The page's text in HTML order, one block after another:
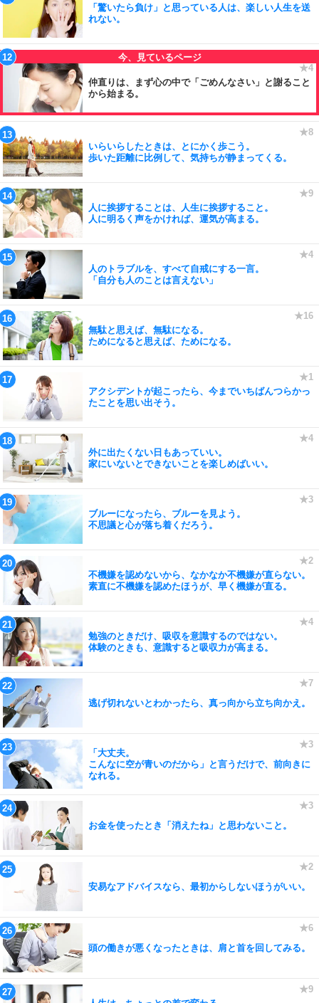
「驚いたら負け」と思っている人は、楽しい人生を送
れない。
仲直りは、まず心の中で「ごめんなさい」と謝ること
から始まる。
いらいらしたときは、とにかく歩こう。
歩いた距離に比例して、気持ちが静まってくる。
人に挨拶することは、人生に挨拶すること。
人に明るく声をかければ、運気が高まる。
人のトラブルを、すべて自戒にする一言。
「自分も人のことは言えない」
無駄と思えば、無駄になる。
ためになると思えば、ためになる。
アクシデントが起こったら、今までいちばんつらかっ
たことを思い出そう。
外に出たくない日もあっていい。
家にいないとできないことを楽しめばいい。
ブルーになったら、ブルーを見よう。
不思議と心が落ち着くだろう。
不機嫌を認めないから、なかなか不機嫌が直らない。
素直に不機嫌を認めたほうが、早く機嫌が直る。
勉強のときだけ、吸収を意識するのではない。
体験のときも、意識すると吸収力が高まる。
逃げ切れないとわかったら、真っ向から立ち向かえ。
「大丈夫。
こんなに空が青いのだから」と言うだけで、前向きに
なれる。
お金を使ったとき「消えたね」と思わないこと。
安易なアドバイスなら、最初からしないほうがいい。
頭の働きが悪くなったときは、肩と首を回してみる。